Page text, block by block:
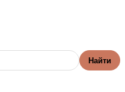
Найти